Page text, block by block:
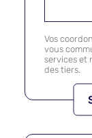
Vos
vous
services et
des tiers.